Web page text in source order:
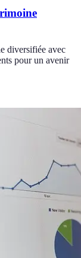
diversifiée avec
pour un avenir